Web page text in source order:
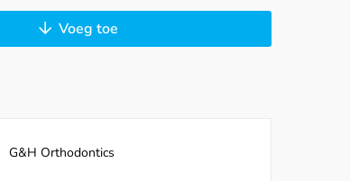
Voeg toe
G&H Orthodontics